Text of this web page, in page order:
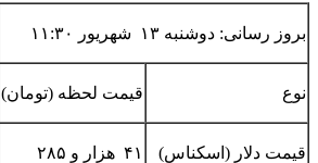
بروز رسانی: دوشنبه ۱۳ شهریور ۱۱:۳۰
نوع قیمت لحظه (تومان)
قیمت دلار (اسکناس) ۴۱ هزار و ۲۸۵